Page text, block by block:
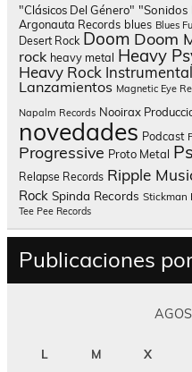
"Clásicos Del Género" "Sonidos
Argonauta Records blues Blues
Desert Rock Doom Doom
rock heavy metal Heavy
Heavy Rock Instrumental
Lanzamientos Magnetic Eye
Napalm Records Nooirax
novedades Podcast
Progressive Proto Metal
Relapse Records Ripple
Rock Spinda Records Stickman
Tee Pee Records
Publicaciones
L M X